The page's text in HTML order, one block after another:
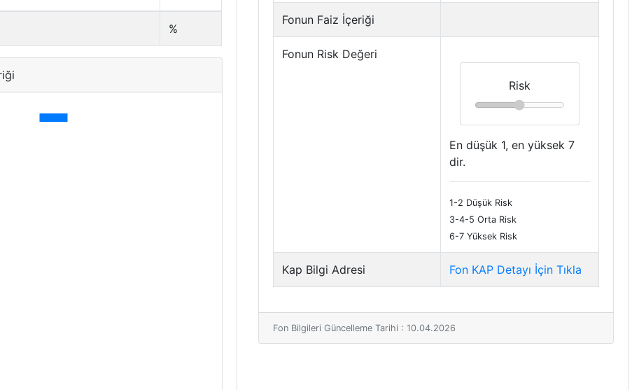
%
Fonun Faiz İçeriği
Fonun Risk Değeri
Risk
En düşük 1, en yüksek 7
dir.
1-2 Düşük Risk
3-4-5 Orta Risk
6-7 Yüksek Risk
Kap Bilgi Adresi Fon KAP Detayı İçin Tıkla
Fon Bilgileri Güncelleme Tarihi : 10.04.2026